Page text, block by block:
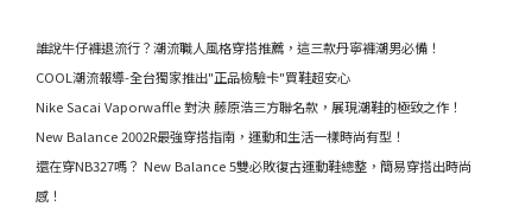
誰說牛仔褲退流行？潮流職人風格穿搭推薦，這三款丹寧褲潮男必備！
COOL潮流報導-全台獨家推出"正品檢驗卡"買鞋超安心
Nike Sacai Vaporwaffle 對決 藤原浩三方聯名款，展現潮鞋的極致之作！
New Balance 2002R最強穿搭指南，運動和生活一樣時尚有型！
還在穿NB327嗎？ New Balance 5雙必敗復古運動鞋總整，簡易穿搭出時尚
感！